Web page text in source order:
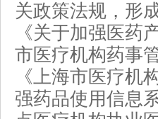
关政策法规，形
《关于加强医药
市医疗机构药事
《上海市医疗机
强药品使用信息